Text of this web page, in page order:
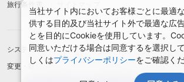
旅行条件書
システムメンテナンスのお知らせ お申込みまでの
変更・取消のご案内 よくある質問 予約確認・
当社サイト内においてお客様ごとに最適
供する目的及び当社サイト外で最適な広
とを目的にCookieを使用しています。
同意いただける場合は同意するを選択し
しくはプライバシーポリシーをご確認くだ